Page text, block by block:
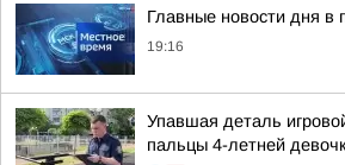
Главные новости дня в
19:16
Упавшая деталь
пальцы 4-летней